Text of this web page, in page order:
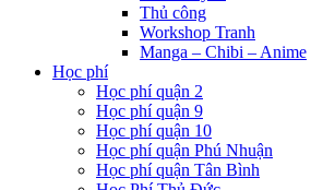
Thủ công
Workshop Tranh
Manga – Chibi – Anime
Học phí
Học phí quận 2
Học phí quận 9
Học phí quận 10
Học phí quận Phú Nhuận
Học phí quận Tân Bình